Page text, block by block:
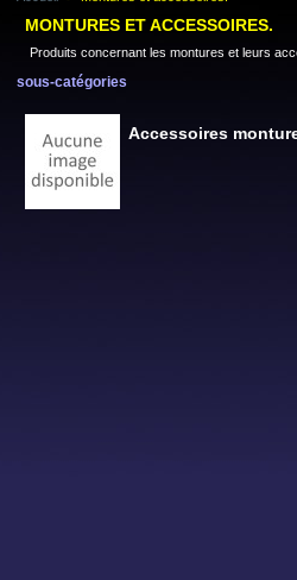
MONTURES ET ACCESSOIRES.
Produits concernant les montures et leurs
sous-catégories
Accessoires